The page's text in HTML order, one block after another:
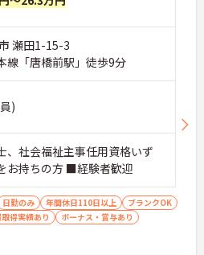
活かした資格取得支援
介護福祉士などの上位
営基盤のもとで長く働
務基盤による安定性が
キャリア形成が期待で
得実績が豊富にあるた
合わせて無理なく働き
瀬田1-15-3
線「唐橋前駅」徒歩9分
)
、社会福祉主事任用資格いず
お持ちの方 ■経験者歓迎
日勤のみ 年間休日110日以上
ブランクOK
得実績あり
ボーナス・賞与あり